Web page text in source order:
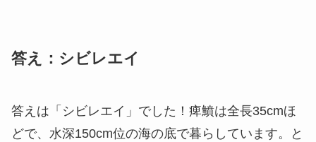
答え：シビレエイ
答えは「シビレエイ」でした！痺鱝は全長35cmほ
どで、水深150cm位の海の底で暮らしています。と